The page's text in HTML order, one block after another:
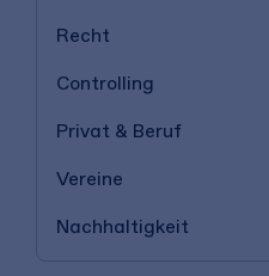
Recht
Controlling
Privat & Beruf
Vereine
Nachhaltigkeit